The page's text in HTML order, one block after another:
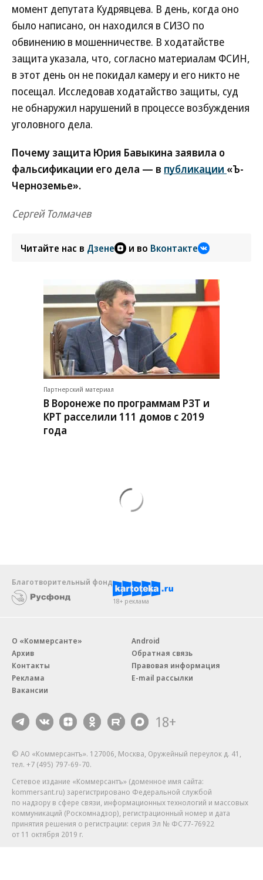
момент депутата Кудрявцева. В день, когда оно
было написано, он находился в СИЗО по
обвинению в мошенничестве. В ходатайстве
защита указала, что, согласно материалам ФСИН,
в этот день он не покидал камеру и его никто не
посещал. Исследовав ходатайство защиты, суд
не обнаружил нарушений в процессе возбуждения
уголовного дела.
Почему защита Юрия Бавыкина заявила о
фальсификации его дела — в публикации «Ъ-
Черноземье».
Сергей Толмачев
Читайте нас в Дзене и во Вконтакте
Партнерский материал
В Воронеже по программам РЗТ и
КРТ расселили 111 домов с 2019
года
Благотворительный фонд
18+ реклама
О «Коммерсанте»
Архив
Контакты
Реклама
Вакансии
Android
Обратная связь
Правовая информация
E-mail рассылки
18+
© АО «Коммерсантъ». 127006, Москва, Оружейный переулок д. 41,
тел. +7 (495) 797-69-70.
Сетевое издание «Коммерсантъ» (доменное имя сайта:
kommersant.ru) зарегистрировано Федеральной службой
по надзору в сфере связи, информационных технологий и массовых
коммуникаций (Роскомнадзор), регистрационный номер и дата
принятия решения о регистрации: серия Эл № ФС77-76922
от 11 октября 2019 г.